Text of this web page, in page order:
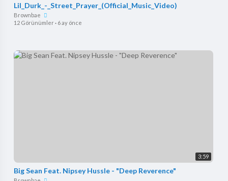
Lil_Durk_-_Street_Prayer_(Official_Music_Video)
Brownbae
12 Görünümler · 6 ay önce
3:59
Big Sean Feat. Nipsey Hussle - "Deep Reverence"